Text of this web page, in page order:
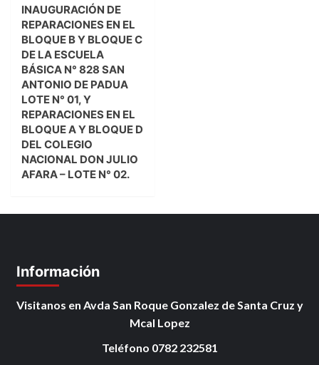
INAUGURACIÓN DE
REPARACIONES EN EL
BLOQUE B Y BLOQUE C
DE LA ESCUELA
BÁSICA N° 828 SAN
ANTONIO DE PADUA
LOTE N° 01, Y
REPARACIONES EN EL
BLOQUE A Y BLOQUE D
DEL COLEGIO
NACIONAL DON JULIO
AFARA – LOTE N° 02.
Información
Visitanos en Avda San Roque Gonzalez de Santa Cruz y
Mcal Lopez
Teléfono 0782 232581